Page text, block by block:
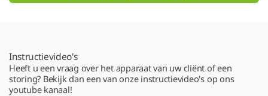
Instructievideo's
Heeft u een vraag over het apparaat van uw cliënt of een
storing? Bekijk dan een van onze instructievideo's op ons
youtube kanaal!